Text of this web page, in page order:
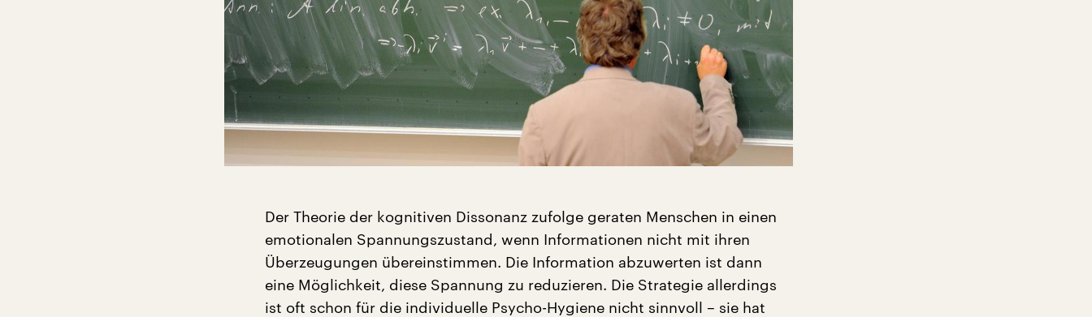
Der Theorie der kognitiven Dissonanz zufolge geraten Menschen in einen
emotionalen Spannungszustand, wenn Informationen nicht mit ihren
Überzeugungen übereinstimmen. Die Information abzuwerten ist dann
eine Möglichkeit, diese Spannung zu reduzieren. Die Strategie allerdings
ist oft schon für die individuelle Psycho-Hygiene nicht sinnvoll – sie hat